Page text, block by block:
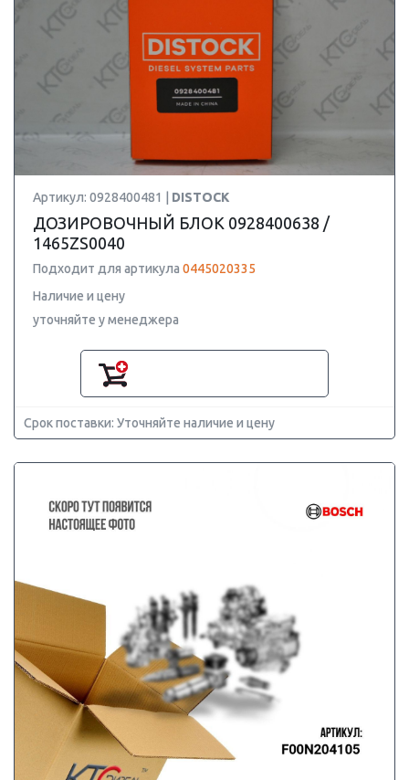
Артикул: 0928400481 | DISTOCK
ДОЗИРОВОЧНЫЙ БЛОК 0928400638 /
1465ZS0040
Подходит для артикула 0445020335
Наличие и цену
уточняйте у менеджера
Срок поставки: Уточняйте наличие и цену